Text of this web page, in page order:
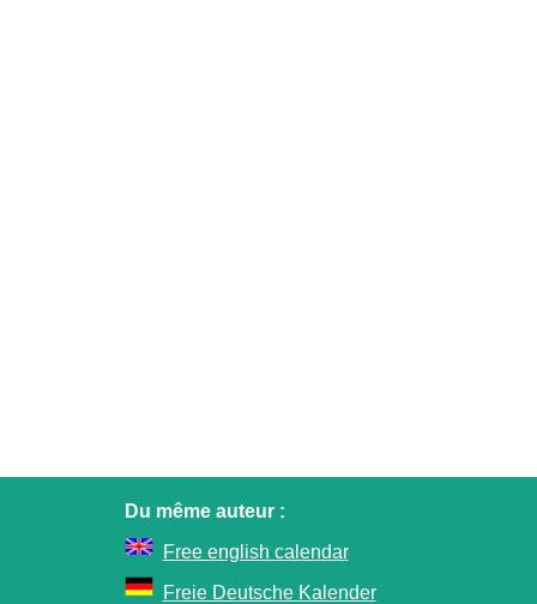
Du même auteur :
Free english calendar
Freie Deutsche Kalender